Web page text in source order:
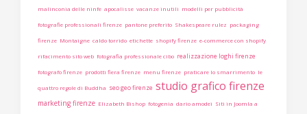
malinconia delle ninfe apocalisse vacanze inutili modelli per pubblicità
fotografie professionali firenze pantone preferito Shakespeare rulez packaging
firenze Montaigne caldo torrido etichette shopify firenze e-commerce con shopify
rifacimento sito web fotografia professionale cibo realizzazione loghi firenze
fotografo firenze prodotti fiera firenze menu firenze praticare lo smarrimento le
quattro regole di Buddha seo geo firenze studio grafico firenze
marketing firenze Elizabeth Bishop fotogenia dario amodei Siti in Joomla a